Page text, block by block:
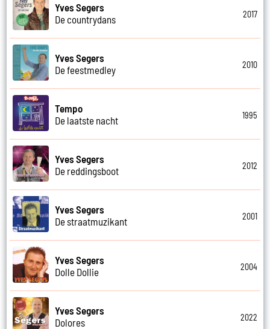
Yves Segers
De countrydans
2017
Yves Segers
De feestmedley
2010
Tempo
De laatste nacht
1995
Yves Segers
De reddingsboot
2012
Yves Segers
De straatmuzikant
2001
Yves Segers
Dolle Dollie
2004
Yves Segers
Dolores
2022